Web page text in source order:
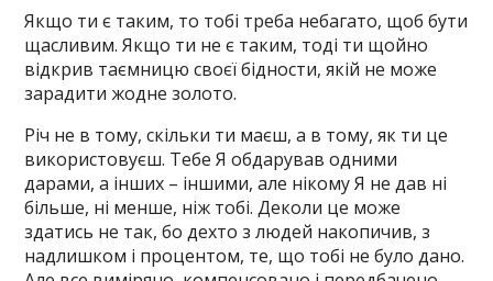
Якщо ти є таким, то тобі треба небагато, щоб бути
щасливим. Якщо ти не є таким, тоді ти щойно
відкрив таємницю своєї бідности, якій не може
зарадити жодне золото.
Річ не в тому, скільки ти маєш, а в тому, як ти це
використовуєш. Тебе Я обдарував одними
дарами, а інших – іншими, але нікому Я не дав ні
більше, ні менше, ніж тобі. Деколи це може
здатись не так, бо дехто з людей накопичив, з
надлишком і процентом, те, що тобі не було дано.